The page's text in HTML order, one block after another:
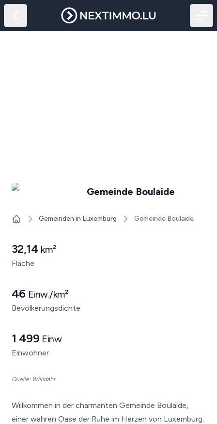
Gemeinde Boulaide
Gemeinden in Luxemburg Gemeinde Boulaide
Fläche
32,14 km²
Bevölkerungsdichte
46 Einw./km²
Einwohner
1 499 Einw
Quelle: Wikidata
Willkommen in der charmanten Gemeinde Boulaide,
einer wahren Oase der Ruhe im Herzen von Luxemburg.